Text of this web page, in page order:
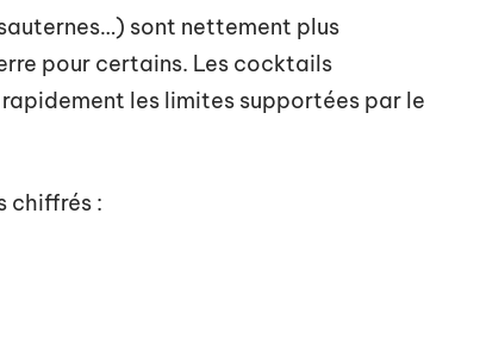
sont nettement plus
pour certains. Les cocktails
les limites supportées par le
chiffrés :